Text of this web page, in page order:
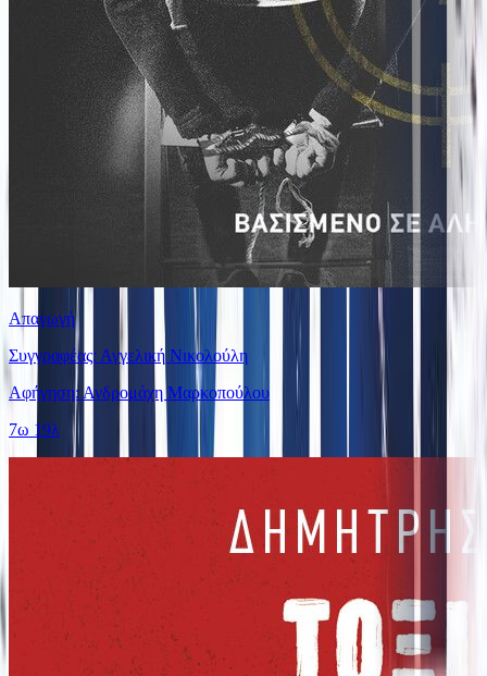
Απαγωγή
Συγγραφέας: Αγγελική Νικολούλη
Αφήγηση: Ανδρομάχη Μαρκοπούλου
7ω 19λ